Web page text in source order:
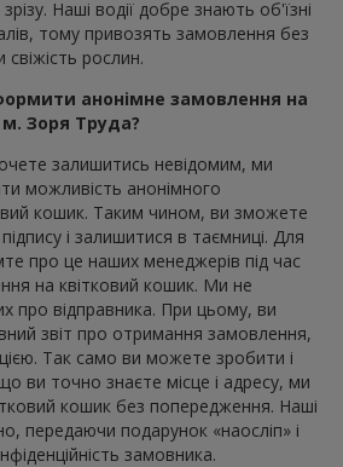
Наші водії добре знають об'їзні
тому привозять замовлення без
рослин.
анонімне замовлення на
Зоря Труда?
залишитись невідомим, ми
можливість анонімного
кошик. Таким чином, ви зможете
і залишитися в таємниці. Для
про це наших менеджерів під час
на квітковий кошик. Ми не
про відправника. При цьому, ви
звіт про отримання замовлення,
Так само ви можете зробити і
ви точно знаєте місце і адресу, ми
кошик без попередження. Наші
передаючи подарунок «наосліп» і
замовника.